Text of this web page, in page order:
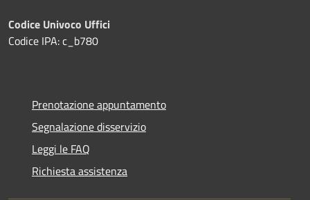
Codice Univoco Uffici
Codice IPA: c_b780
Prenotazione appuntamento
Segnalazione disservizio
Leggi le FAQ
Richiesta assistenza